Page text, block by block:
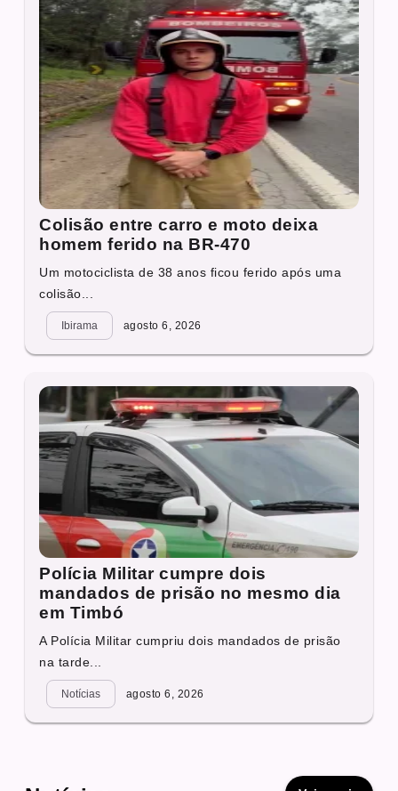
Colisão entre carro e moto deixa
homem ferido na BR-470
Um motociclista de 38 anos ficou ferido após uma
colisão...
Ibirama agosto 6, 2026
Polícia Militar cumpre dois
mandados de prisão no mesmo dia
em Timbó
A Polícia Militar cumpriu dois mandados de prisão
na tarde...
Notícias agosto 6, 2026